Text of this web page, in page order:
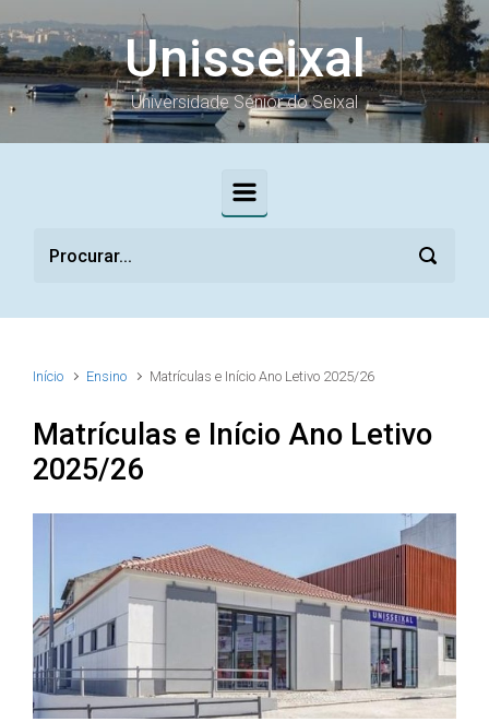
Skip to main content
Unisseixal
Universidade Sénior do Seixal
Início Ensino Matrículas e Início Ano Letivo 2025/26
Matrículas e Início Ano Letivo
2025/26